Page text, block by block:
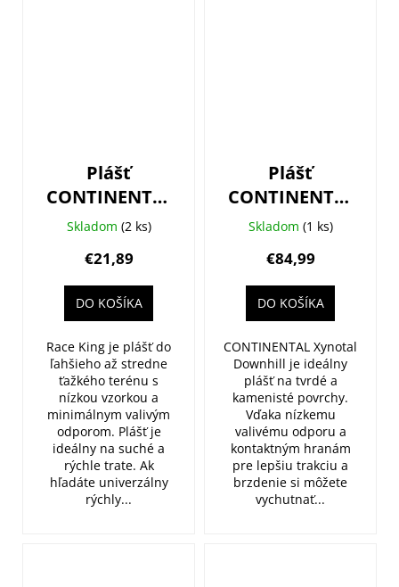
Plášť
CONTINENTAL
Race King II
622)
Performance
drôt
Skladom (2 ks)
€21,89
DO KOŠÍKA
Race King je plášť do
ľahšieho až stredne
ťažkého terénu s
nízkou vzorkou a
minimálnym valivým
odporom. Plášť je
ideálny na suché a
rýchle trate. Ak
hľadáte univerzálny
rýchly...
Plášť
CONTINENTAL
Xynotal DH
(60-584)
Skladom (1 ks)
€84,99
DO KOŠÍKA
CONTINENTAL Xynotal
Downhill je ideálny
plášť na tvrdé a
kamenisté povrchy.
Vďaka nízkemu
valivému odporu a
kontaktným hranám
pre lepšiu trakciu a
brzdenie si môžete
vychutnať...